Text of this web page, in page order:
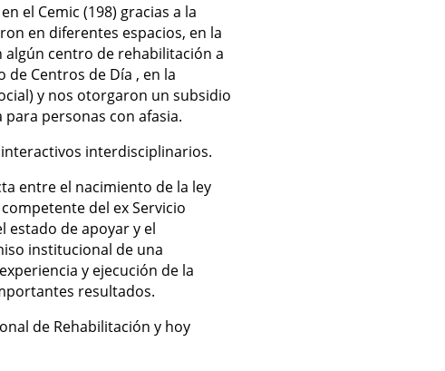
el Cemic (198) gracias a la
en diferentes espacios, en la
algún centro de rehabilitación a
de Centros de Día , en la
y nos otorgaron un subsidio
personas con afasia.
interdisciplinarios.
entre el nacimiento de la ley
del ex Servicio
estado de apoyar y el
institucional de una
y ejecución de la
resultados.
de Rehabilitación y hoy